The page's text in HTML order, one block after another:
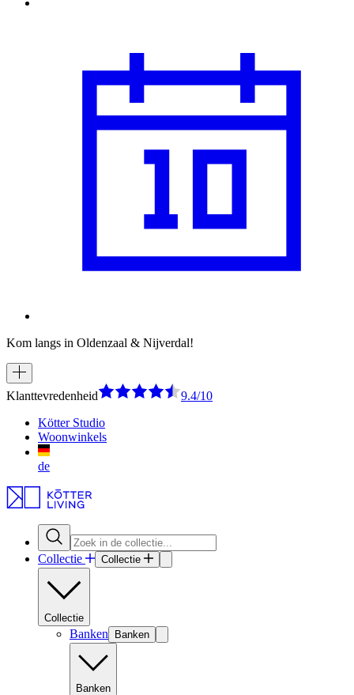
Kom langs in Oldenzaal & Nijverdal!
Klanttevredenheid
9.4/10
Kötter Studio
Woonwinkels
de
Collectie Collectie
Collectie
Banken Banken
Banken